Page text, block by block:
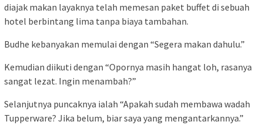
diajak makan layaknya telah memesan paket buffet di sebuah
hotel berbintang lima tanpa biaya tambahan.
Budhe kebanyakan memulai dengan “Segera makan dahulu.”
Kemudian diikuti dengan “Opornya masih hangat loh, rasanya
sangat lezat. Ingin menambah?”
Selanjutnya puncaknya ialah “Apakah sudah membawa wadah
Tupperware? Jika belum, biar saya yang mengantarkannya.”